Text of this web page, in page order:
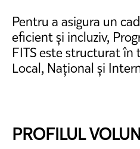
Pentru a asigura un
eficient și incluziv,
FITS este structurat
Local, Național și
PROFILUL